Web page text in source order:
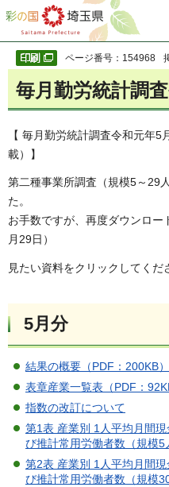
彩の国 埼玉県
ページ番号：154968
毎月勤労統計調
【 毎月勤労統計調査令和元年
載）】
第二種事業所調査（規模5～29
た。
お手数ですが、再度ダウンロ
月29日）
見たい資料をクリックしてくだ
5月分
結果の概要（PDF：200KB）
表章産業一覧表（PDF：
指数の改訂について
第1表 産業別 1人平均月間
び推計常用労働者数（規模5
第2表 産業別 1人平均月間
び推計常用労働者数（規模